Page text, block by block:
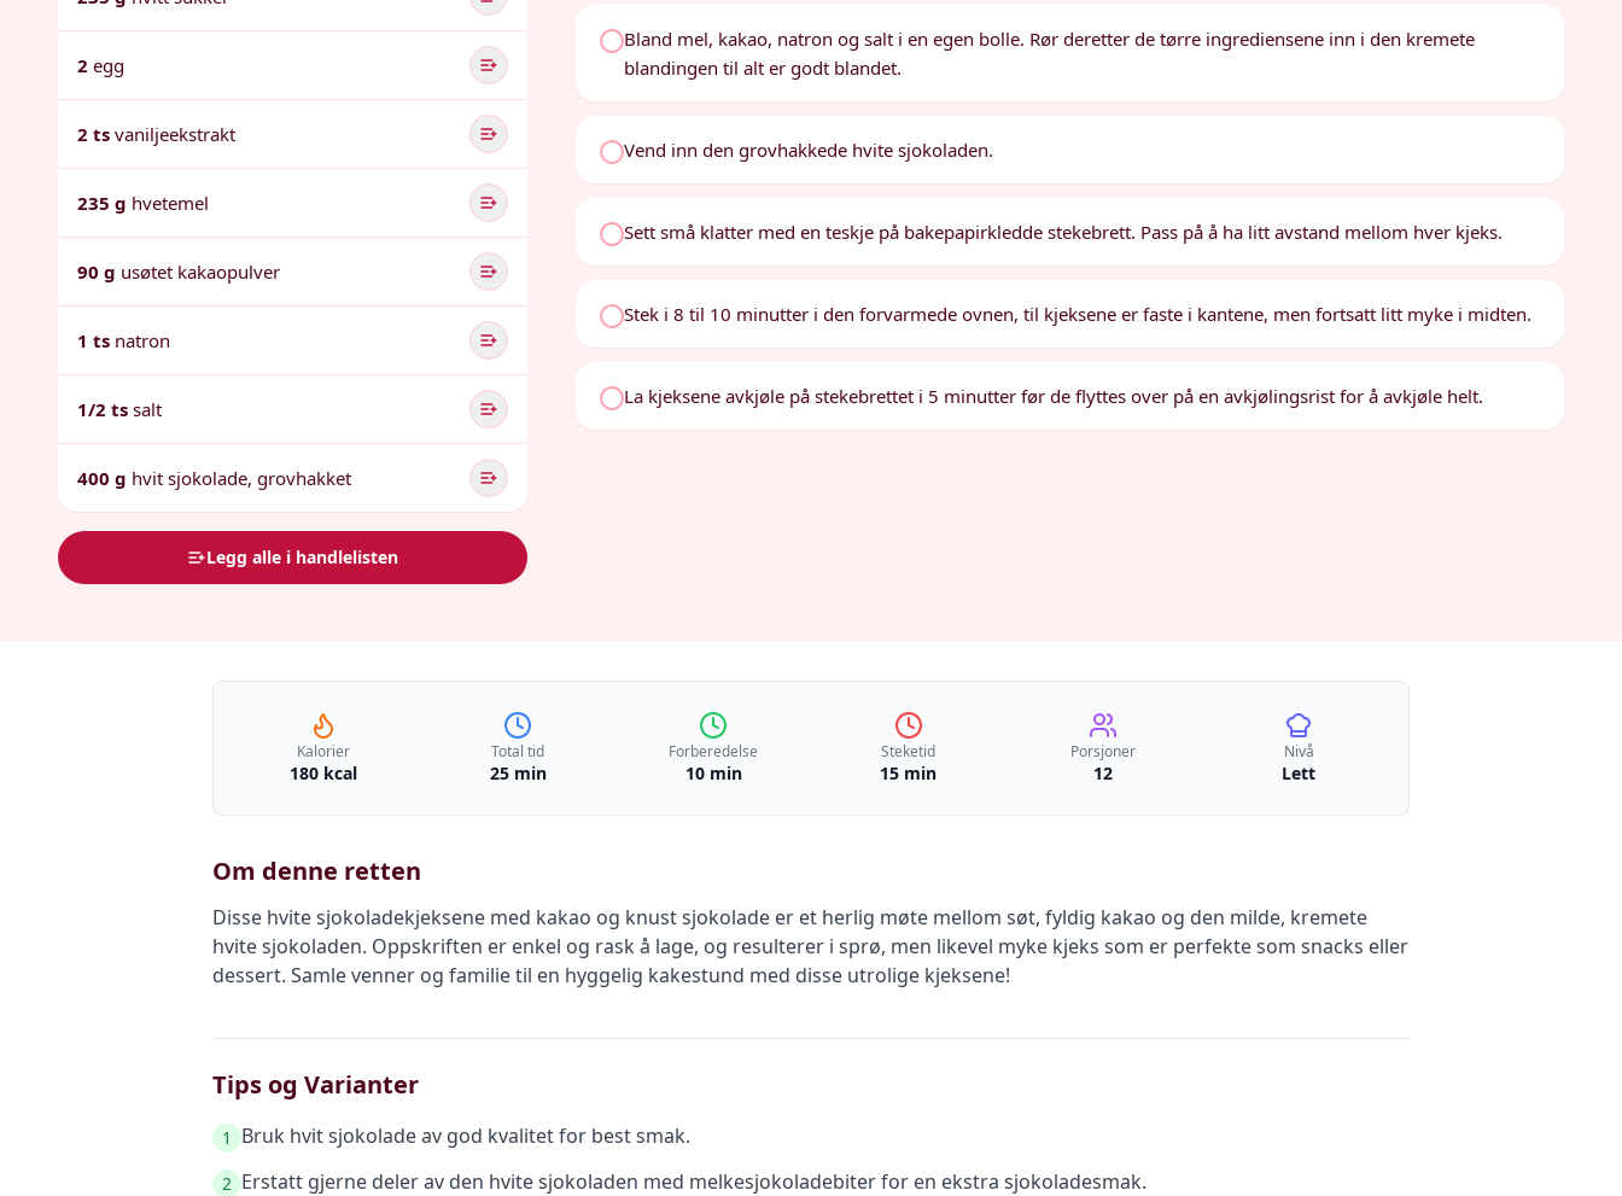
2 egg
2 ts vaniljeekstrakt
235 g hvetemel
90 g usøtet kakaopulver
1 ts natron
1/2 ts salt
400 g hvit sjokolade, grovhakket
Legg alle i handlelisten
Bland mel, kakao, natron og salt i en egen bolle. Rør deretter de tørre ingrediensene inn i den kremete
blandingen til alt er godt blandet.
Vend inn den grovhakkede hvite sjokoladen.
Sett små klatter med en teskje på bakepapirkledde stekebrett. Pass på å ha litt avstand mellom hver kjeks.
Stek i 8 til 10 minutter i den forvarmede ovnen, til kjeksene er faste i kantene, men fortsatt litt myke i midten.
La kjeksene avkjøle på stekebrettet i 5 minutter før de flyttes over på en avkjølingsrist for å avkjøle helt.
Kalorier
180 kcal
Total tid
25 min
Forberedelse
10 min
Steketid
15 min
Porsjoner
12
Nivå
Lett
Om denne retten
Disse hvite sjokoladekjeksene med kakao og knust sjokolade er et herlig møte mellom søt, fyldig kakao og den milde, kremete
hvite sjokoladen. Oppskriften er enkel og rask å lage, og resulterer i sprø, men likevel myke kjeks som er perfekte som snacks eller
dessert. Samle venner og familie til en hyggelig kakestund med disse utrolige kjeksene!
Tips og Varianter
1 Bruk hvit sjokolade av god kvalitet for best smak.
2 Erstatt gjerne deler av den hvite sjokoladen med melkesjokoladebiter for en ekstra sjokoladesmak.